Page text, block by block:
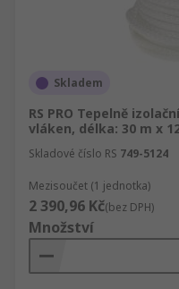
Skladem
RS PRO Tepelně
vláken, délka: 30 m x
Skladové číslo RS 749-5124
Mezisoučet (1 jednotka)
2 390,96 Kč(bez DPH)
Množství